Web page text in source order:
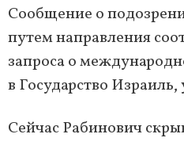
Сообщение о
путем направления
запроса о
в Государство
Сейчас Рабинович